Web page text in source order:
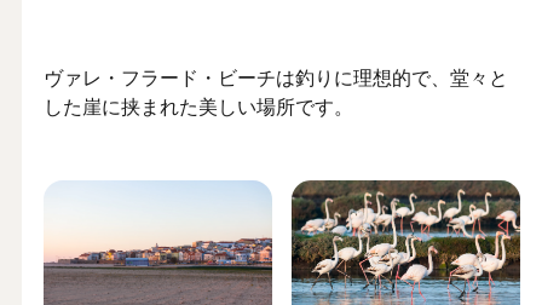
ヴァレ・フラード・ビーチは釣りに理想的で、堂々と
した崖に挟まれた美しい場所です。